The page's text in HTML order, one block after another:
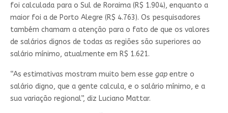
foi calculada para o Sul de Roraima (R$ 1.904), enquanto a
maior foi a de Porto Alegre (R$ 4.763). Os pesquisadores
também chamam a atenção para o fato de que os valores
de salários dignos de todas as regiões são superiores ao
salário mínimo, atualmente em R$ 1.621.
“As estimativas mostram muito bem esse gapentre o
salário digno, que a gente calcula, e o salário mínimo, e a
sua variação regional”, diz Luciano Mattar.